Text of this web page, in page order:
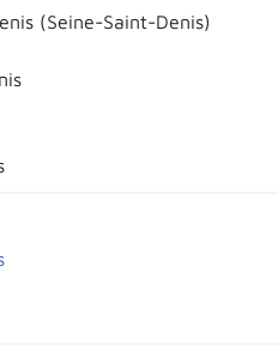
(Seine-Saint-Denis)